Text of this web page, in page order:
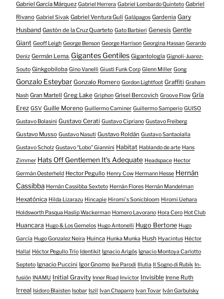
Gabriel García Márquez Gabriel Herrera Gabriel Lombardo Quinteto Gabriel
Rivano Gabriel Sivak Gabriel Ventura Gulí Galápagos Gardenia Gary
Husband Gastón de la Cruz Quarteto Gato Barbieri Genesis Gentle
Giant Geoff Leigh George Benson George Harrison Georgina Hassan Gerardo
Deniz Germán Lema. Gigantes Gentiles Gigantología Gignoli-Juarez-
Souto Ginkgobiloba Gino Vanelli Giusti Funk Corp Glenn Miller Gong
Gonzalo Esteybar Gonzalo Romero Gordon Lightfoot Graffiti Graham
Nash Gran Martell Greg Lake Griphon Grisel Bercovich Groove Flow Gría
Erez GSV Guille Moreno Guillermo Caminer Guillermo Samperio GUISO
Gustavo Bolasini Gustavo Cerati Gustavo Cipriano Gustavo Freiberg
Gustavo Musso Gustavo Nasuti Gustavo Roldán Gustavo Santaolalla
Gustavo Scholz Gustavo “Lobo” Giannini Habitat Hablando de arte Hans
Zimmer Hats Off Gentlemen It's Adequate Headspace Hector
Germán Oesterheld Hector Pegullo Henry Cow Hermann Hesse Hernán
Cassibba Hernán Cassibba Sexteto Hernán Flores Hernán Mandelman
Hexatónica Hilda Lizarazu Hincapie Hiromi's Sonicbloom Hiromi Uehara
Holdsworth Pasqua Haslip Wackerman Homero Lavorano Hora Cero Hot Club
Huancara Hugo & Los Gemelos Hugo Antonelli Hugo Bertone Hugo
García Hugo Gonzalez Neira Huinca Hunka Munka Hush Hyacintus Héctor
Hallal Héctor Pegullo Trío Identikit Ignacio Arigós Ignacio Montoya Carlotto
Septeto Ignacio Puccini Igor Gnomo Ike Parodi Illutia Il Sogno di Rubik In-
fusión INAMU Initial Gravity Inner Road Invictor Invisible Irene Ruth
Irreal Isidoro Blaisten Isobar Iszil Ivan Chaparro Ivan Tovar Iván Garbulsky